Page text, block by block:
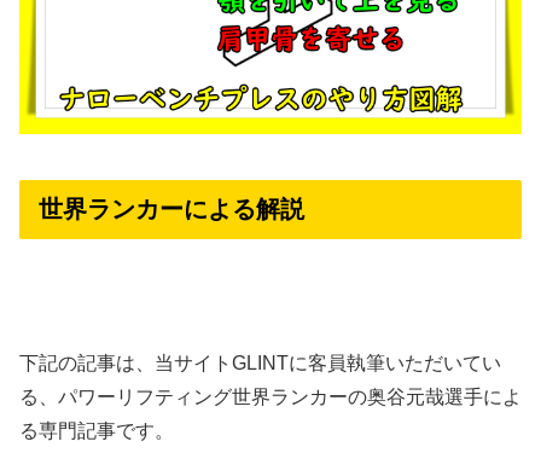
世界ランカーによる解説
下記の記事は、当サイトGLINTに客員執筆いただいてい
る、パワーリフティング世界ランカーの奥谷元哉選手によ
る専門記事です。